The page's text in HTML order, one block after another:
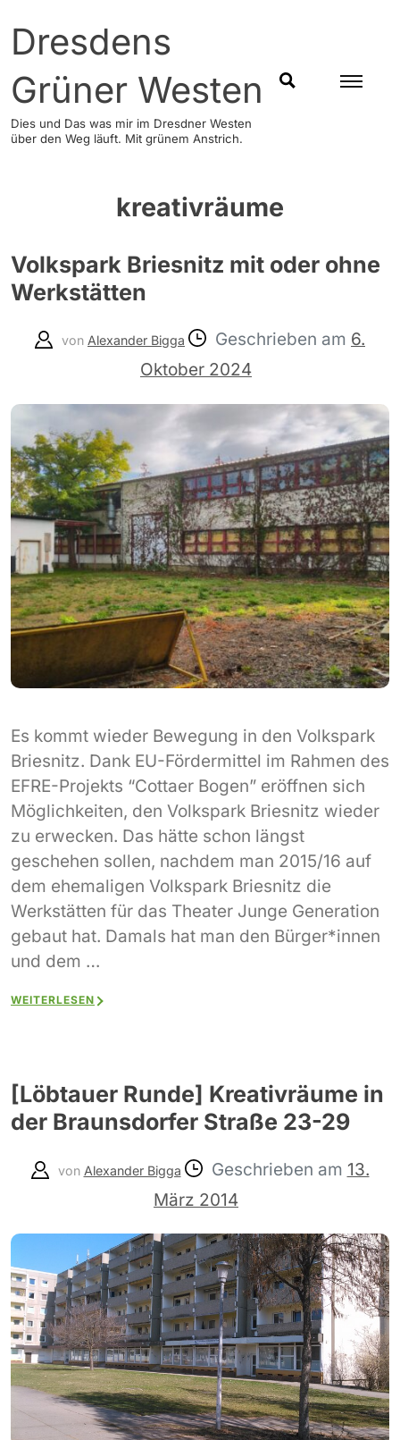
content
Dresdens
Grüner Westen
Dies und Das was mir im Dresdner Westen
über den Weg läuft. Mit grünem Anstrich.
SUCHEN
kreativräume
Volkspark Briesnitz mit oder ohne
Werkstätten
von Alexander Bigga Geschrieben am 6.
Oktober 2024
Es kommt wieder Bewegung in den Volkspark
Briesnitz. Dank EU-Fördermittel im Rahmen des
EFRE-Projekts “Cottaer Bogen” eröffnen sich
Möglichkeiten, den Volkspark Briesnitz wieder
zu erwecken. Das hätte schon längst
geschehen sollen, nachdem man 2015/16 auf
dem ehemaligen Volkspark Briesnitz die
Werkstätten für das Theater Junge Generation
gebaut hat. Damals hat man den Bürger*innen
und dem …
WEITERLESEN
[Löbtauer Runde] Kreativräume in
der Braunsdorfer Straße 23-29
von Alexander Bigga Geschrieben am 13.
März 2014